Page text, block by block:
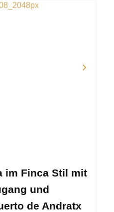
im Finca Stil mit
und
de Andratx